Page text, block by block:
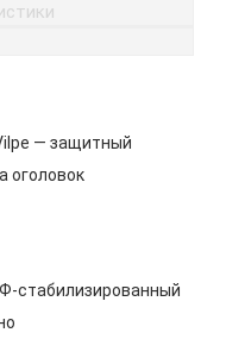
— защитный
оголовок
стабилизированный